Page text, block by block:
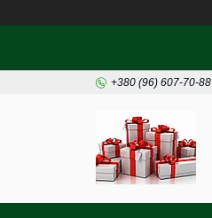
+380 (96) 607-70-88